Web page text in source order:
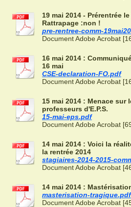
19 mai 2014 - Prérentrée
Rattrapage :non !
pre-rentree-comm-
Document Adobe Acrobat
16 mai 2014 :
16 mai
CSE-declaration-FO.pdf
Document Adobe Acrobat
15 mai 2014 : Menace sur
professeurs d'E.P.S.
15-mai-eps.pdf
Document Adobe Acrobat
14 mai 2014 : Voici la
la rentrée 2014
stagiaires-2014-2015-
Document Adobe Acrobat
14 mai 2014 :
masterisation-tragique.pdf
Document Adobe Acrobat